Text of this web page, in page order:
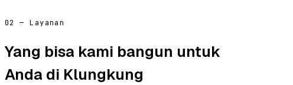
02 — Layanan
Yang bisa kami bangun untuk
Anda di Klungkung